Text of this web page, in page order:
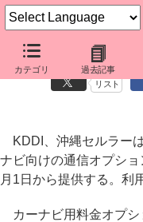
カテゴリ 過去記事
カーナビ通信が定額対象と
リスト
KDDI、沖縄セルラー
ナビ向けの通信オプシ
月1日から提供する。利
カーナビ用料金オプシ